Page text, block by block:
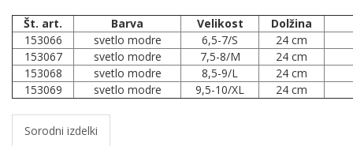
Št. art. Barva Velikost
Dolžina
153066
svetlo modre 6,5-7/S
24 cm
153067
svetlo modre 7,5-8/M
24 cm
153068
svetlo modre 8,5-9/L
24 cm
153069
svetlo modre 9,5-10/XL 24 cm
Sorodni izdelki